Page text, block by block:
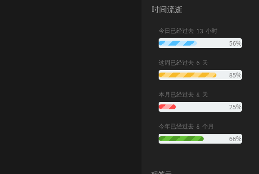
时间流逝
今日已经过去 13 小时
56%
这周已经过去 6 天
85%
本月已经过去 8 天
25%
今年已经过去 8 个月
66%